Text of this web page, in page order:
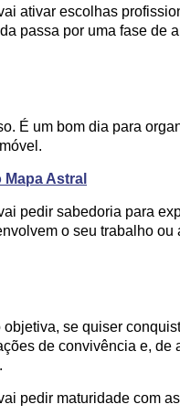
ativar escolhas
passa por uma fase de
É um bom dia para
Astral
pedir sabedoria para
o seu trabalho ou
se quiser
de convivência e, de
pedir maturidade com